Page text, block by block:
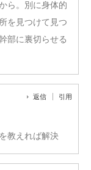
ら。別に身体的
を見つけて見つ
部に裏切らせる
返信 引用
教えれば解決